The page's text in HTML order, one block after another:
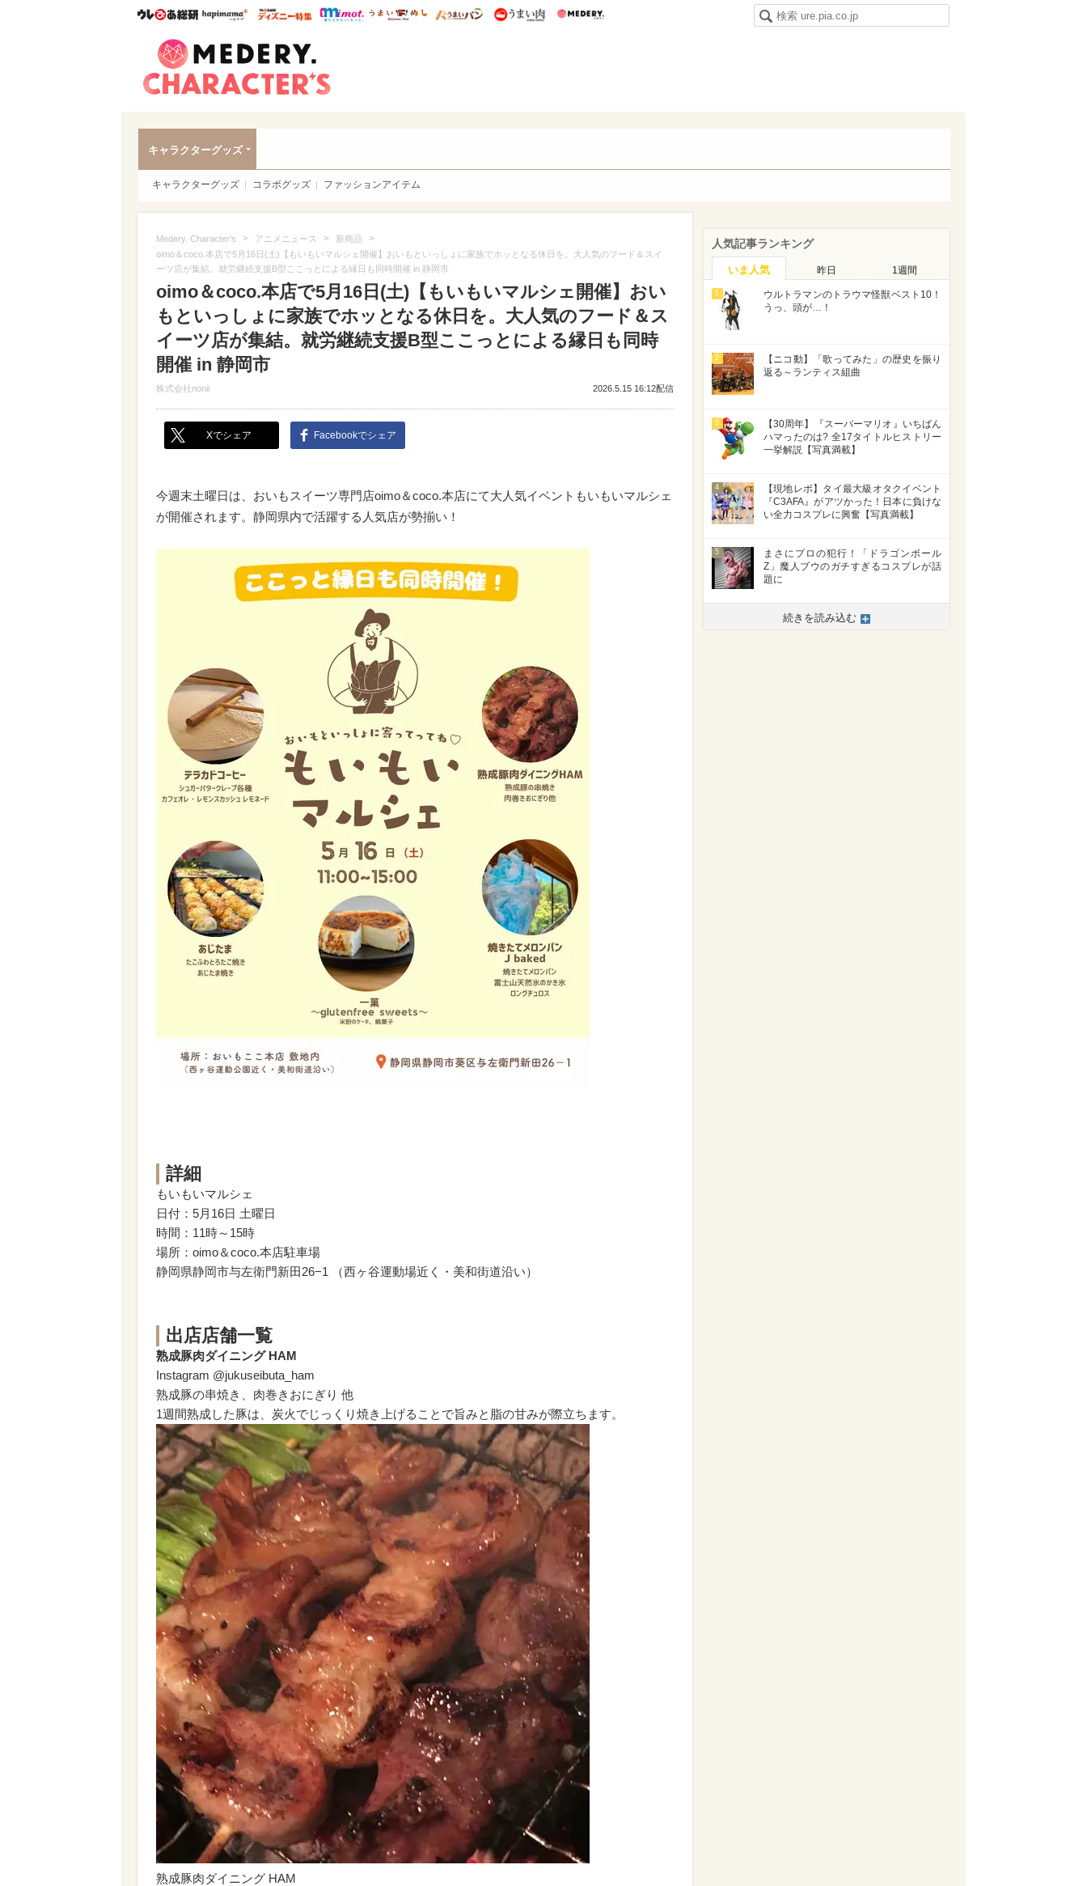
ウレぴあ総研ハピママ* ウレぴあ総研 ディズニー特集
mimot. うまいめし うまいパン うまい肉
キャラクターグッズ
キャラクターグッズ コラボグッズ ファッションアイテム
Medery. Character's > アニメニュース > 新商品 >
oimo＆coco.本店で5月16日(土)【もいもいマルシェ開催】おいもといっしょに家族でホッとなる休日を。大人気のフード＆スイ
ーツ店が集結。就労継続支援B型ここっとによる縁日も同時開催 in 静岡市
oimo＆coco.本店で5月16日(土)【もいもいマルシェ開催】おい
もといっしょに家族でホッとなる休日を。大人気のフード＆ス
イーツ店が集結。就労継続支援B型ここっとによる縁日も同時
開催 in 静岡市
株式会社nonii 2026.5.15 16:12配信
Xでシェア Facebookでシェア
今週末土曜日は、おいもスイーツ専門店oimo＆coco.本店にて大人気イベントもいもいマルシェ
が開催されます。静岡県内で活躍する人気店が勢揃い！
詳細
もいもいマルシェ
日付：5月16日 土曜日
時間：11時～15時
場所：oimo＆coco.本店駐車場
静岡県静岡市与左衛門新田26−1 （西ヶ谷運動場近く・美和街道沿い）
出店店舗一覧
熟成豚肉ダイニング HAM
Instagram @jukuseibuta_ham
熟成豚の串焼き、肉巻きおにぎり 他
1週間熟成した豚は、炭火でじっくり焼き上げることで旨みと脂の甘みが際立ちます。
熟成豚肉ダイニング HAM
人気記事ランキング
いま人気 昨日 1週間
1
ウルトラマンのトラウマ怪獣ベスト10！
うっ、頭が…！
2
【ニコ動】「歌ってみた」の歴史を振り
返る～ランティス組曲
3
【30周年】『スーパーマリオ』いちばん
ハマったのは? 全17タイトルヒストリー
一挙解説【写真満載】
4
【現地レポ】タイ最大級オタクイベント
『C3AFA』がアツかった！日本に負けな
い全力コスプレに興奮【写真満載】
5
まさにプロの犯行！「ドラゴンボール
Z」魔人ブウのガチすぎるコスプレが話
題に
続きを読み込む